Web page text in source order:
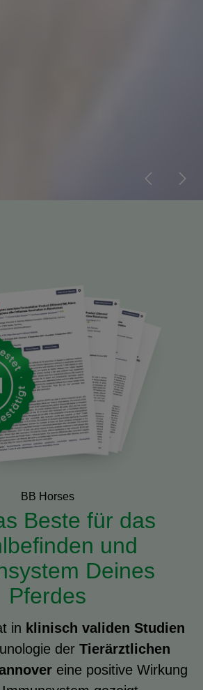
BB Horses
Beste für das
und
Deines
Pferdes
in klinisch validen Studien
der Tierärztlichen
eine positive Wirkung